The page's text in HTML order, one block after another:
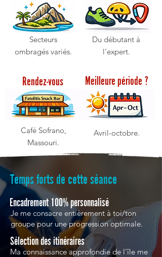
Secteurs
ombragés variés.
Du débutant à
l'expert.
Rendez-vous
Café Sofrano,
Massouri.
Meilleure période ?
Avril-octobre.
Temps forts de cette séance
Encadrement 100% personnalisé
Je me consacre entièrement à toi/ton
groupe pour une progression optimale.
Sélection des itinéraires
Ma connaissance approfondie de l'île me